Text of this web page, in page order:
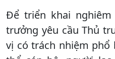
Để triển khai
trưởng yêu cầu Thủ
vị có trách nhiệm phổ